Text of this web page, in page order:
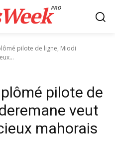
PRO
pilote de ligne, Miodi
pilote de
veut
mahorais